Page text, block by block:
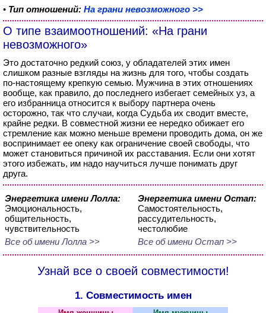
• Тип отношений: На грани невозможного >>
О типе взаимоотношений: «На грани
невозможного»
Это достаточно редкий союз, у обладателей этих имен
слишком разные взгляды на жизнь для того, чтобы создать
по-настоящему крепкую семью. Мужчина в этих отношениях
вообще, как правило, до последнего избегает семейных уз, а
его избранница относится к выбору партнера очень
осторожно, так что случаи, когда Судьба их сводит вместе,
крайне редки. В совместной жизни ее нередко обижает его
стремление как можно меньше времени проводить дома, он же
воспринимает ее опеку как ограничение своей свободы, что
может становиться причиной их расставания. Если они хотят
этого избежать, им надо научиться лучше понимать друг
друга.
Энергетика имени Лолла:
Эмоциональность,
общительность,
чувствительность
Все об имени Лолла >>
Энергетика имени Остап:
Самостоятельность,
рассудительность,
честолюбие
Все об имени Остап >>
Узнай все о своей совместимости!
1. Совместимость имен